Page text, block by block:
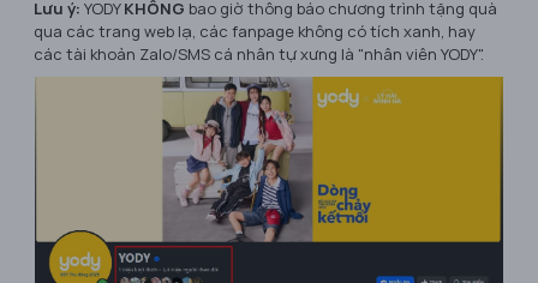
Lưu ý: YODYKHÔNG bao giờ thông báo chương trình tặng quà
qua các trang web lạ, các fanpage không có tích xanh, hay
các tài khoản Zalo/SMS cá nhân tự xưng là "nhân viên YODY".